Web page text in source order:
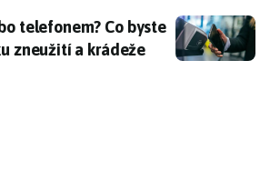
telefonem? Co byste měli vědět
telefonem? Co byste
zneužití a krádeže